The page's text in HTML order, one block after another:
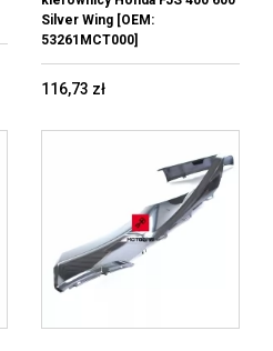
Silver Wing [OEM:
53261MCT000]
116,73 zł